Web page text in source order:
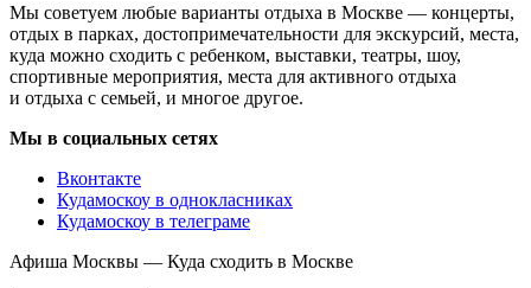
Мы советуем любые варианты отдыха в Москве — концерты,
отдых в парках, достопримечательности для экскурсий, места,
куда можно сходить с ребенком, выставки, театры, шоу,
спортивные мероприятия, места для активного отдыха
и отдыха с семьей, и многое другое.
Мы в социальных сетях
Вконтакте
Кудамоскоу в однокласниках
Кудамоскоу в телеграме
Афиша Москвы — Куда сходить в Москве